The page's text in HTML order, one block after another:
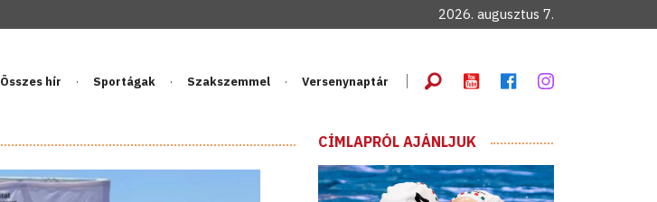
2026. augusztus 7.
Összes hír Sportágak Szakszemmel Versenynaptár
CÍMLAPRÓL AJÁNLJUK